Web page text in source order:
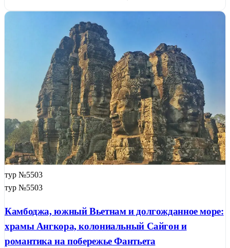
тур №5503
тур №5503
Камбоджа, южный Вьетнам и долгожданное море:
храмы Ангкора, колониальный Сайгон и
романтика на побережье Фантьета